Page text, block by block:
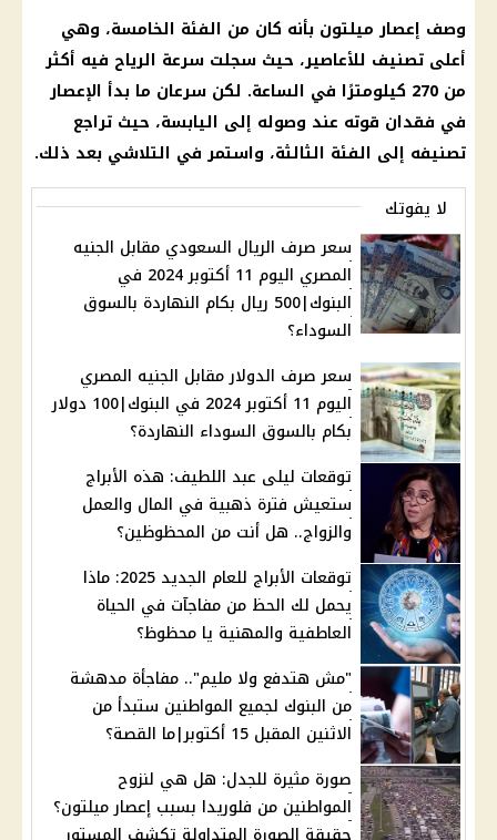
وصف إعصار ميلتون بأنه كان من الفئة الخامسة، وهي
أعلى تصنيف للأعاصير، حيث سجلت سرعة الرياح فيه أكثر
من 270 كيلومترًا في الساعة. لكن سرعان ما بدأ الإعصار
في فقدان قوته عند وصوله إلى اليابسة، حيث تراجع
تصنيفه إلى الفئة الثالثة، واستمر في التلاشي بعد ذلك.
لا يفوتك
سعر صرف الريال السعودي مقابل الجنيه
المصري اليوم 11 أكتوبر 2024 في
البنوك|500 ريال بكام النهاردة بالسوق
السوداء؟
سعر صرف الدولار مقابل الجنيه المصري
اليوم 11 أكتوبر 2024 في البنوك|100 دولار
بكام بالسوق السوداء النهاردة؟
توقعات ليلى عبد اللطيف: هذه الأبراج
ستعيش فترة ذهبية في المال والعمل
والزواج.. هل أنت من المحظوظين؟
توقعات الأبراج للعام الجديد 2025: ماذا
يحمل لك الحظ من مفاجآت في الحياة
العاطفية والمهنية يا محظوظ؟
"مش هتدفع ولا مليم".. مفاجأة مدهشة
من البنوك لجميع المواطنين ستبدأ من
الاثنين المقبل 15 أكتوبر|ما القصة؟
صورة مثيرة للجدل: هل هي لنزوح
المواطنين من فلوريدا بسبب إعصار ميلتون؟